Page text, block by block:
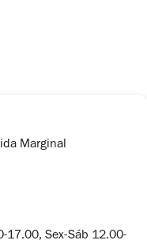
Marginal
17.00, Sex-Sáb 12.00-